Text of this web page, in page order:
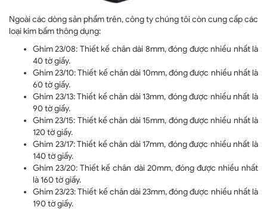
Ngoài các dòng sản phẩm trên, công ty chúng tôi còn cung cấp các
loại kim bấm thông dụng:
Ghim 23/08: Thiết kế chân dài 8mm, đóng được nhiều nhất là
40 tờ giấy.
Ghim 23/10: Thiết kế chân dài 10mm, đóng được nhiều nhất là
60 tờ giấy.
Ghim 23/13: Thiết kế chân dài 13mm, đóng được nhiều nhất là
90 tờ giấy.
Ghim 23/15: Thiết kế chân dài 15mm, đóng được nhiều nhất là
120 tờ giấy.
Ghim 23/17: Thiết kế chân dài 17mm, đóng được nhiều nhất là
140 tờ giấy.
Ghim 23/20: Thiết kế chân dài 20mm, đóng được nhiều nhất
là 160 tờ giấy.
Ghim 23/23: Thiết kế chân dài 23mm, đóng được nhiều nhất là
190 tờ giấy.